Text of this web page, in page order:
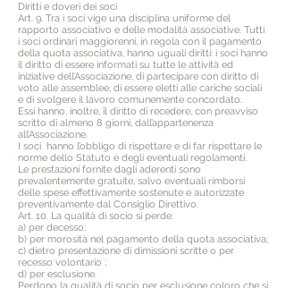
Diritti e doveri dei soci
Art. 9. Tra i soci vige una disciplina uniforme del
rapporto associativo e delle modalità associative. Tutti
i soci ordinari maggiorenni, in regola con il pagamento
della quota associativa, hanno uguali diritti: i soci hanno
il diritto di essere informati su tutte le attività ed
iniziative dell’Associazione, di partecipare con diritto di
voto alle assemblee, di essere eletti alle cariche sociali
e di svolgere il lavoro comunemente concordato.
Essi hanno, inoltre, il diritto di recedere, con preavviso
scritto di almeno 8 giorni, dall’appartenenza
all’Associazione.
I soci hanno l’obbligo di rispettare e di far rispettare le
norme dello Statuto e degli eventuali regolamenti.
Le prestazioni fornite dagli aderenti sono
prevalentemente gratuite, salvo eventuali rimborsi
delle spese effettivamente sostenute e autorizzate
preventivamente dal Consiglio Direttivo.
Art. 10. La qualità di socio si perde:
a) per decesso;
b) per morosità nel pagamento della quota associativa;
c) dietro presentazione di dimissioni scritte o per
recesso volontario ;
d) per esclusione.